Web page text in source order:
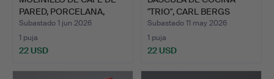
PARED, PORCELANA,
SIG…
Subastado 1 jun 2026
1 puja
22 USD
"TRIO", CARL BERGS
VERKS…
Subastado 11 may 2026
1 puja
22 USD